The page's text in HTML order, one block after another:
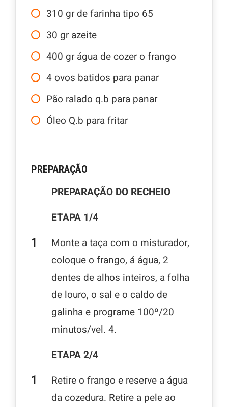
310 gr de farinha tipo 65
30 gr azeite
400 gr água de cozer o frango
4 ovos batidos para panar
Pão ralado q.b para panar
Óleo Q.b para fritar
PREPARAÇÃO
PREPARAÇÃO DO RECHEIO
ETAPA 1/4
Monte a taça com o misturador,
coloque o frango, á água, 2
dentes de alhos inteiros, a folha
de louro, o sal e o caldo de
galinha e programe 100º/20
minutos/vel. 4.
ETAPA 2/4
Retire o frango e reserve a água
da cozedura. Retire a pele ao